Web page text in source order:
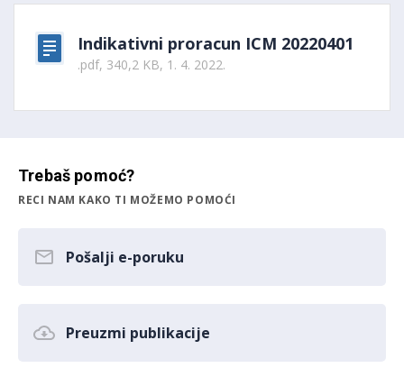
Indikativni proracun ICM 20220401
.pdf, 340,2 KB, 1. 4. 2022.
Trebaš pomoć?
RECI NAM KAKO TI MOŽEMO POMOĆI
Pošalji e-poruku
Preuzmi publikacije